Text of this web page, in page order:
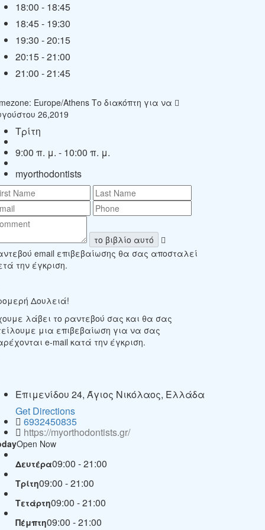
18:00 - 18:45
18:45- 19:30
19:30 -20:15
20:15-21:00
21:00 -21:45
Europe/AthensΤο διακόπτη για να
26,2019
Τρίτη
9:00 π. μ. - 10:00 π. μ.
myorthodontists
το βιβλίο αυτό
email επιβεβαίωσης θα σας αποσταλεί
την έγκριση.
Δουλειά!
λάβει το ραντεβού σας και θα σας
μια επιβεβαίωση για να σας
e-mail κατά την έγκριση.
Επιμενίδου 24, Άγιος Νικόλαος, Ελλάδα
Get Directions
6932450835
https://myorthodontists.gr/
Open Now
Δευτέρα09:00 - 21:00
Τρίτη09:00 - 21:00
Τετάρτη09:00 - 21:00
Πέμπτη09:00 - 21:00